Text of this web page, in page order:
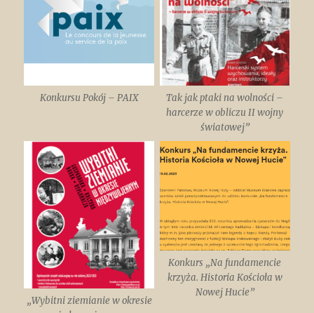
Konkursu Pokój – PAIX
Tak jak ptaki na wolności –
harcerze w obliczu II wojny
światowej”
„Wybitni ziemianie w okresie
Konkurs „Na fundamencie
krzyża. Historia Kościoła w
Nowej Hucie”